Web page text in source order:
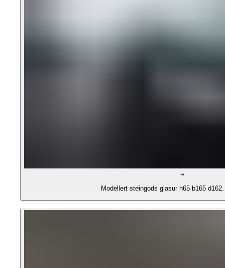
Modellert steingods glasur h65 b165